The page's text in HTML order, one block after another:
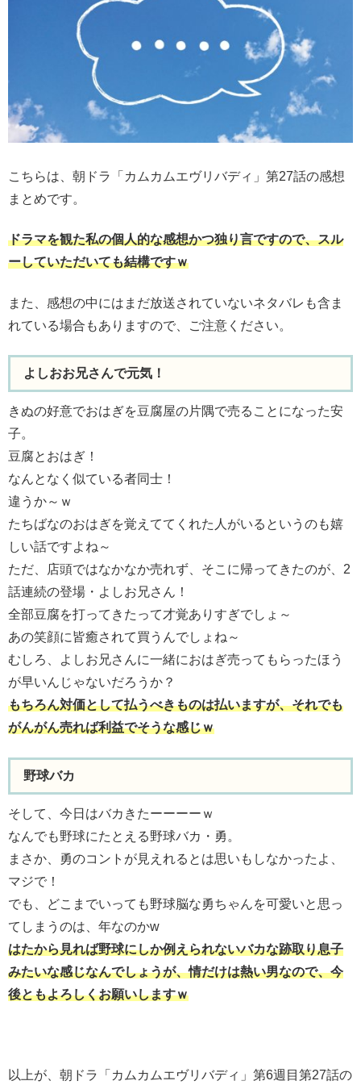
こちらは、朝ドラ「カムカムエヴリバディ」第27話の感想
まとめです。
ドラマを観た私の個人的な感想かつ独り言ですので、スル
ーしていただいても結構ですｗ
また、感想の中にはまだ放送されていないネタバレも含ま
れている場合もありますので、ご注意ください。
よしおお兄さんで元気！
きぬの好意でおはぎを豆腐屋の片隅で売ることになった安
子。
豆腐とおはぎ！
なんとなく似ている者同士！
違うか～ｗ
たちばなのおはぎを覚えててくれた人がいるというのも嬉
しい話ですよね～
ただ、店頭ではなかなか売れず、そこに帰ってきたのが、2
話連続の登場・よしお兄さん！
全部豆腐を打ってきたって才覚ありすぎでしょ～
あの笑顔に皆癒されて買うんでしょね～
むしろ、よしお兄さんに一緒におはぎ売ってもらったほう
が早いんじゃないだろうか？
もちろん対価として払うべきものは払いますが、それでも
がんがん売れば利益でそうな感じｗ
野球バカ
そして、今日はバカきたーーーーｗ
なんでも野球にたとえる野球バカ・勇。
まさか、勇のコントが見えれるとは思いもしなかったよ、
マジで！
でも、どこまでいっても野球脳な勇ちゃんを可愛いと思っ
てしまうのは、年なのかw
はたから見れば野球にしか例えられないバカな跡取り息子
みたいな感じなんでしょうが、情だけは熱い男なので、今
後ともよろしくお願いしますｗ
以上が、朝ドラ「カムカムエヴリバディ」第6週目第27話の